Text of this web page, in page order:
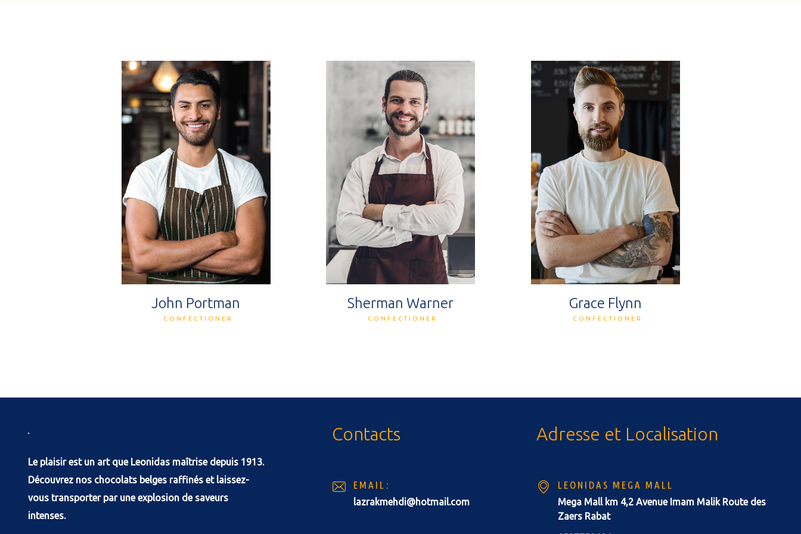
John Portman
CONFECTIONER
Sherman Warner
CONFECTIONER
Grace Flynn
CONFECTIONER
Le plaisir est un art que Leonidas maîtrise depuis 1913.
Découvrez nos chocolats belges raffinés et laissez-
vous transporter par une explosion de saveurs
intenses.
Contacts
EMAIL:
lazrakmehdi@hotmail.com
Adresse et Localisation
LEONIDAS MEGA MALL
Mega Mall km 4,2 Avenue Imam Malik Route des
Zaers Rabat